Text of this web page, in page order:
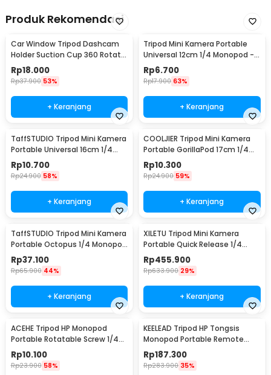
Produk Rekomendasi
Car Window Tripod Dashcam
Holder Suction Cup 360 Rotate
1/4 Inch - WF-330
Rp18.000
Rp37.900 53%
+ Keranjang
Tripod Mini Kamera Portable
Universal 12cm 1/4 Monopod -
TP179
Rp6.700
Rp17.900 63%
+ Keranjang
TaffSTUDIO Tripod Mini Kamera
Portable Universal 16cm 1/4
Monopod - CP-GP264
Rp10.700
Rp24.900 58%
+ Keranjang
COOLJIER Tripod Mini Kamera
Portable GorillaPod 17cm 1/4
Monopod - XTK75
Rp10.300
Rp24.900 59%
+ Keranjang
TaffSTUDIO Tripod Mini Kamera
Portable Octopus 1/4 Monopod
300mm - B07
Rp37.100
Rp65.900 44%
+ Keranjang
XILETU Tripod Mini Kamera
Portable Quick Release 1/4
Monopod 54cm - FM5S-MINI
Rp455.900
Rp633.900 29%
+ Keranjang
ACEHE Tripod HP Monopod
Portable Rotatable Screw 1/4
Inch with Holder - K-518
Rp10.100
Rp23.900 58%
KEELEAD Tripod HP Tongsis
Monopod Portable Remote
Bluetooth Fill Light - L16
Rp187.300
Rp283.900 35%